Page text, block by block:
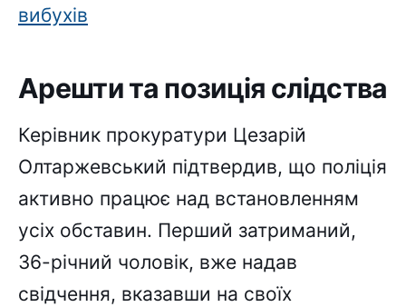
вибухів
Арешти та позиція слідства
Керівник прокуратури Цезарій
Олтаржевський підтвердив, що поліція
активно працює над встановленням
усіх обставин. Перший затриманий,
36-річний чоловік, вже надав
свідчення, вказавши на своїх